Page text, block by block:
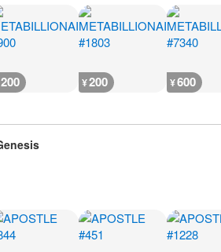
200 ¥200 ¥600